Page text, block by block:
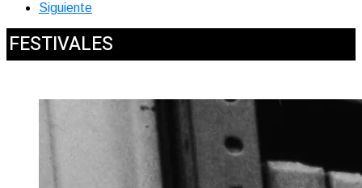
Siguiente
FESTIVALES